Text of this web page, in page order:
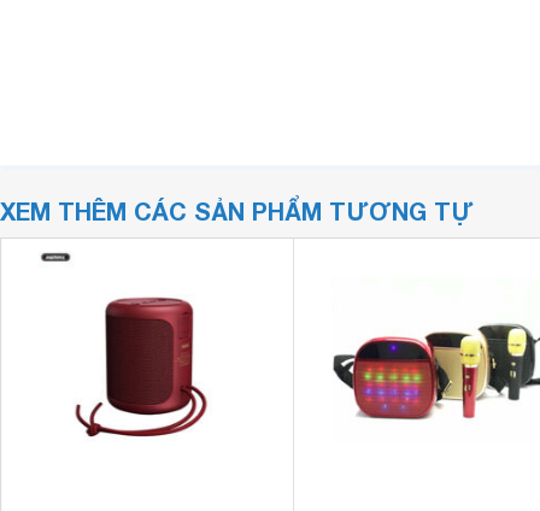
XEM THÊM CÁC SẢN PHẨM TƯƠNG TỰ